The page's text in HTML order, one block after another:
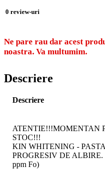
0 review-uri
Ne pare rau dar acest
noastra. Va multumim.
Descriere
Descriere
ATENTIE!!!MOMENTAN
STOC!!!
KIN WHITENING -
PROGRESIV DE ALBIRE.
ppm Fo)